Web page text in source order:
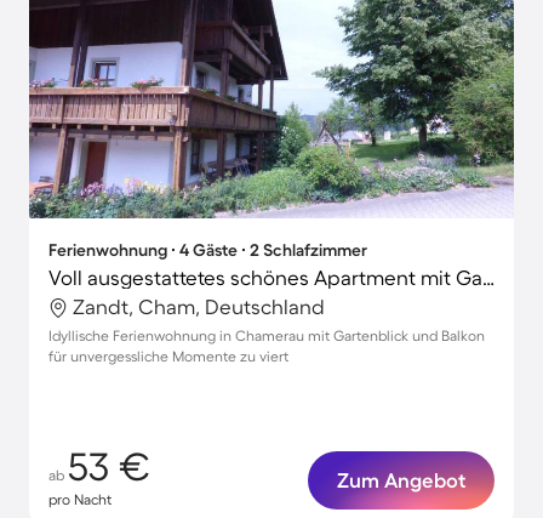
Ferienwohnung ∙ 4 Gäste ∙ 2 Schlafzimmer
Voll ausgestattetes schönes Apartment mit Garten und Terrasse
Zandt, Cham, Deutschland
Idyllische Ferienwohnung in Chamerau mit Gartenblick und Balkon
für unvergessliche Momente zu viert
ab 53 €
pro Nacht
Zum Angebot